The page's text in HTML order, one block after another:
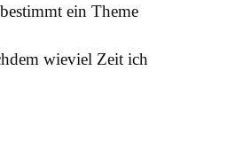
ein Theme
wieviel Zeit ich